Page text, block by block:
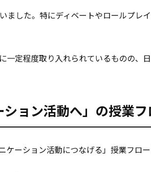
ました。特にディベートやロールプレ
一定程度取り入れられているものの、
ョン活動へ」の授業
ケーション活動につなげる」授業フロー